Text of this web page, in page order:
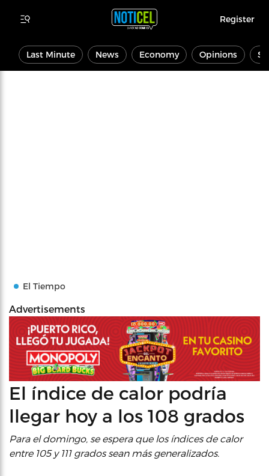
Register
Last Minute News Economy Opinions
El Tiempo
Advertisements
El índice de calor podría
llegar hoy a los 108 grados
Para el domingo, se espera que los índices de calor
entre 105 y 111 grados sean más generalizados.